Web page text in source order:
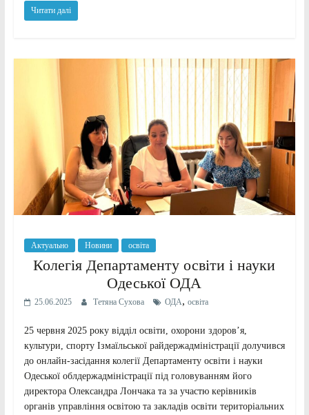
Читати далі
Актуально Новини освіта
Колегія Департаменту освіти і науки
Одеської ОДА
25.06.2025 Тетяна Сухова ОДА, освіта
25 червня 2025 року відділ освіти, охорони здоров’я,
культури, спорту Ізмаїльської райдержадміністрації долучився
до онлайн-засідання колегії Департаменту освіти і науки
Одеської облдержадміністрації під головуванням його
директора Олександра Лончака та за участю керівників
органів управління освітою та закладів освіти територіальних